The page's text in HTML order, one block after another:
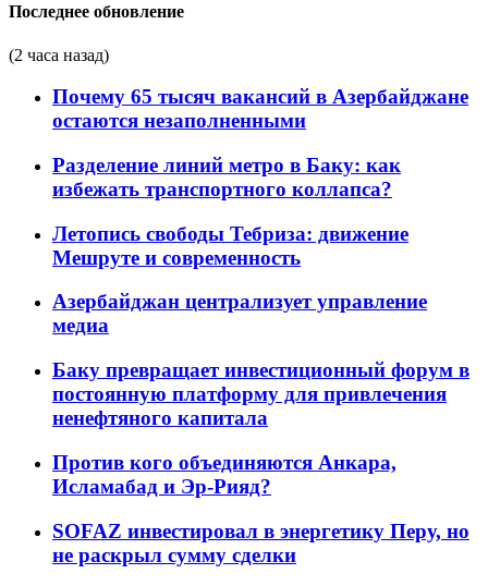
Последнее обновление
(2 часа назад)
Почему 65 тысяч вакансий в Азербайджане
остаются незаполненными
Разделение линий метро в Баку: как
избежать транспортного коллапса?
Летопись свободы Тебриза: движение
Мешруте и современность
Азербайджан централизует управление
медиа
Баку превращает инвестиционный форум в
постоянную платформу для привлечения
ненефтяного капитала
Против кого объединяются Анкара,
Исламабад и Эр-Рияд?
SOFAZ инвестировал в энергетику Перу, но
не раскрыл сумму сделки